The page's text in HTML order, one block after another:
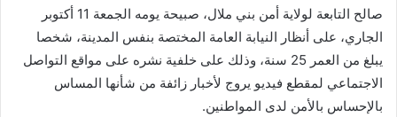
صالح التابعة لولاية أمن بني ملال، صبيحة يومه الجمعة 11 أكتوبر
الجاري، على أنظار النيابة العامة المختصة بنفس المدينة، شخصا
يبلغ من العمر 25 سنة، وذلك على خلفية نشره على مواقع التواصل
الاجتماعي لمقطع فيديو يروج لأخبار زائفة من شأنها المساس
بالإحساس بالأمن لدى المواطنين.